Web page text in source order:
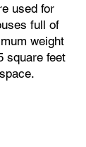
used for
full of
weight
square feet